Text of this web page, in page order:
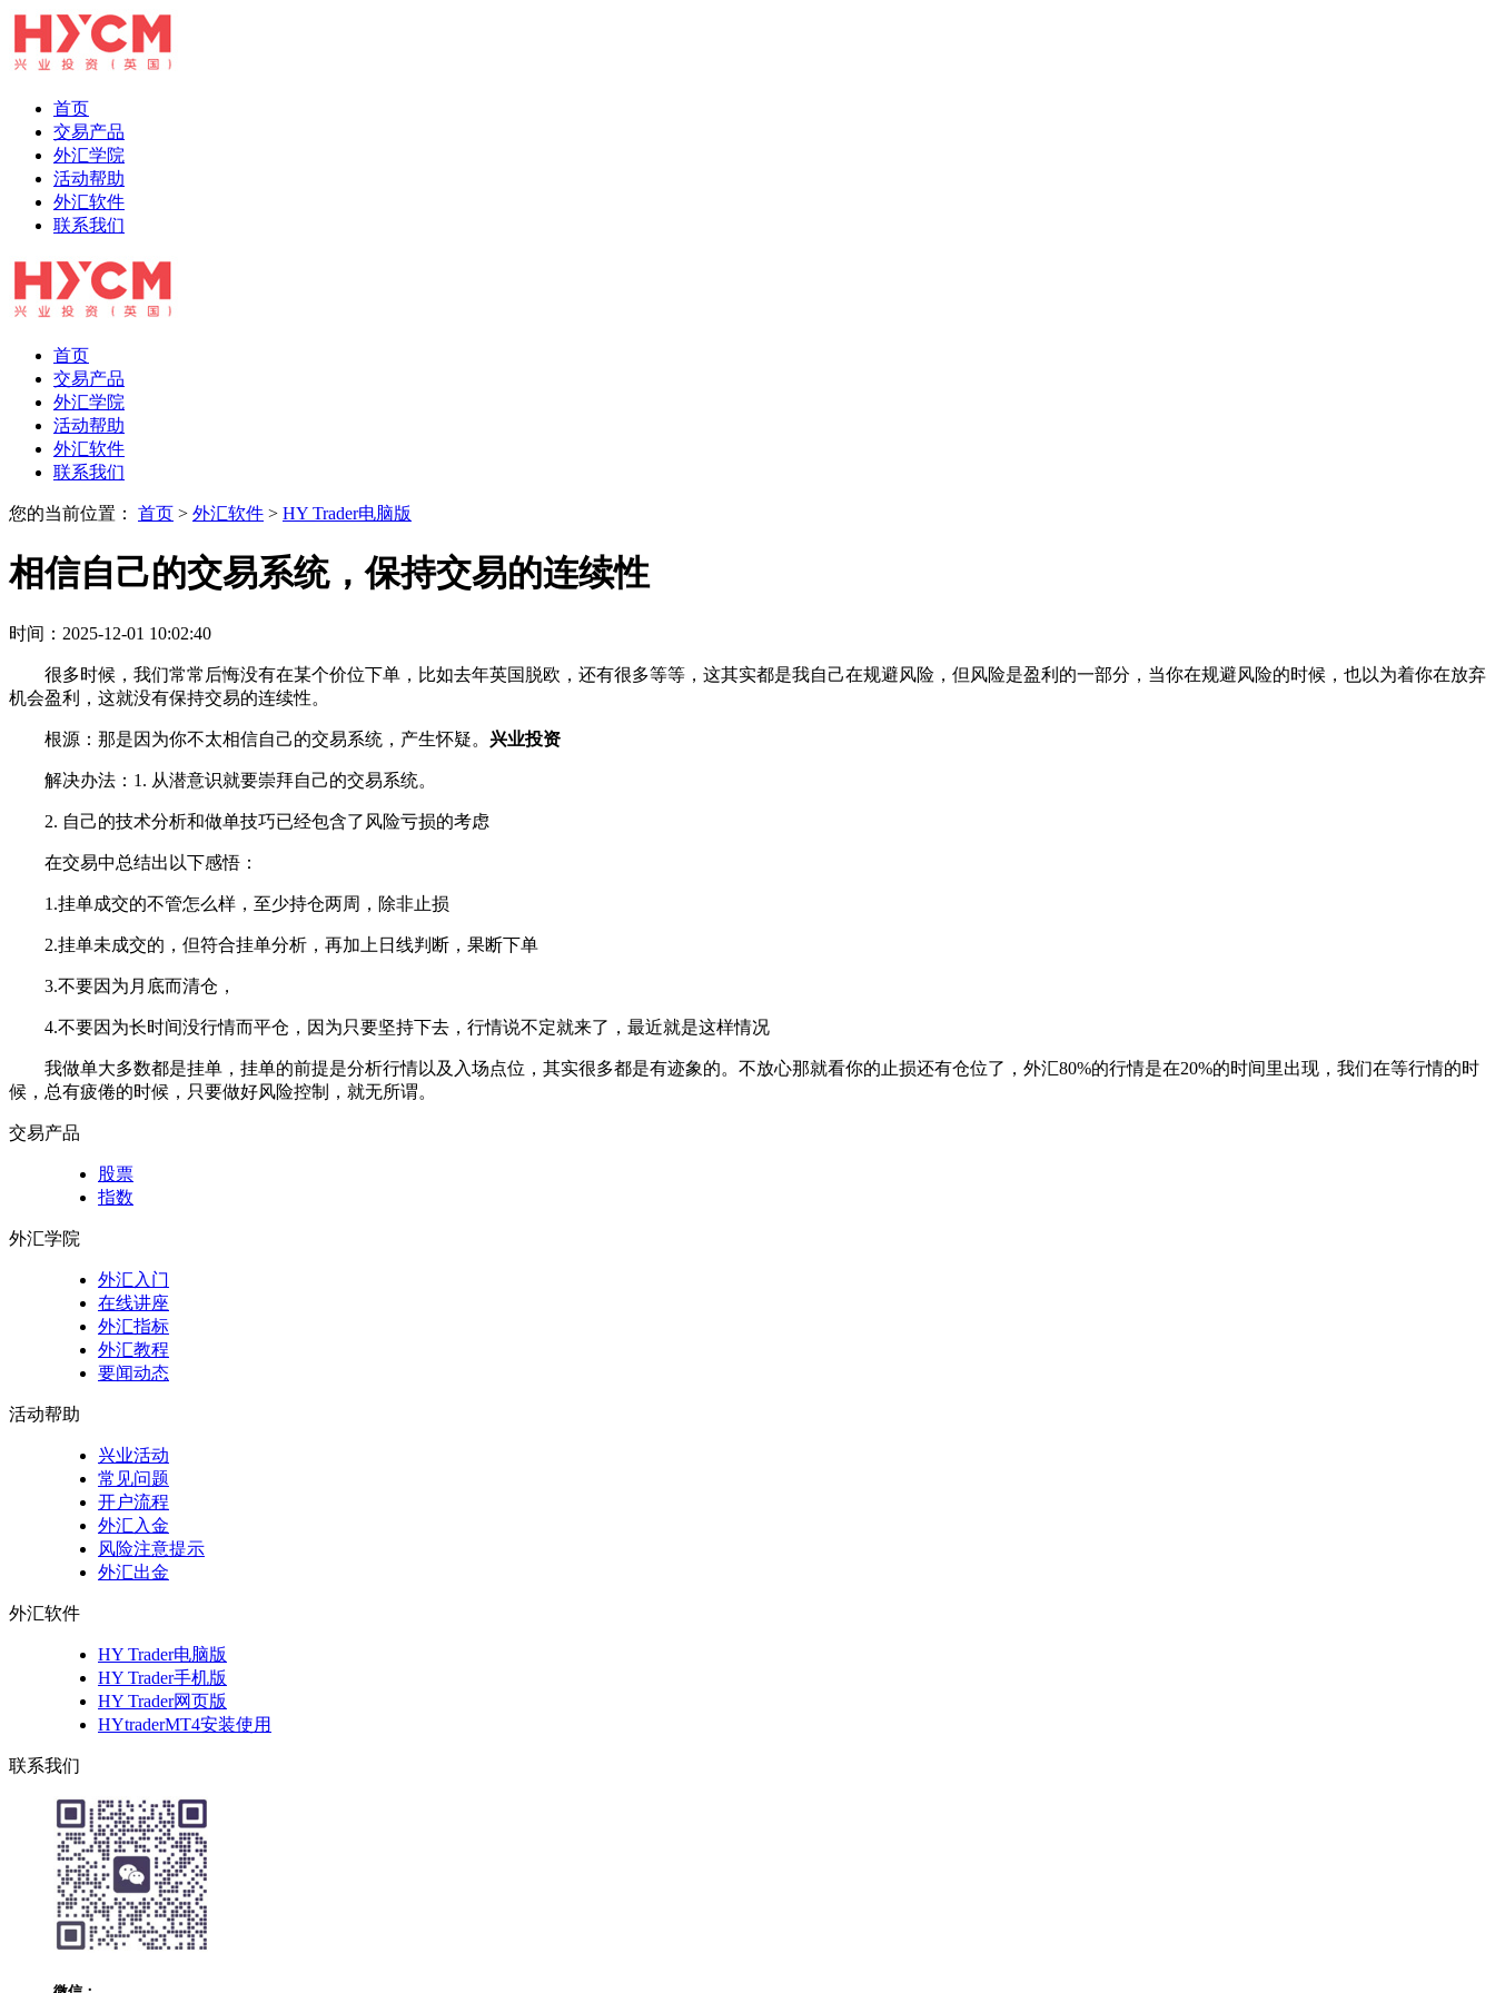
首页
交易产品
外汇学院
活动帮助
外汇软件
联系我们
首页
交易产品
外汇学院
活动帮助
外汇软件
联系我们
您的当前位置： 首页 > 外汇软件 > HY Trader电脑版
相信自己的交易系统，保持交易的连续性
时间：2025-12-01 10:02:40
很多时候，我们常常后悔没有在某个价位下单，比如去年英国脱欧，还有很多等等，这其实都是我自己在规避风险，但风险是盈利的一部分，当你在规避风险的时候，也以为着你在放弃
机会盈利，这就没有保持交易的连续性。
根源：那是因为你不太相信自己的交易系统，产生怀疑。 兴业投资
解决办法：1. 从潜意识就要崇拜自己的交易系统。
2. 自己的技术分析和做单技巧已经包含了风险亏损的考虑
在交易中总结出以下感悟：
1.挂单成交的不管怎么样，至少持仓两周，除非止损
2.挂单未成交的，但符合挂单分析，再加上日线判断，果断下单
3.不要因为月底而清仓，
4.不要因为长时间没行情而平仓，因为只要坚持下去，行情说不定就来了，最近就是这样情况
我做单大多数都是挂单，挂单的前提是分析行情以及入场点位，其实很多都是有迹象的。不放心那就看你的止损还有仓位了，外汇80%的行情是在20%的时间里出现，我们在等行情的时
候，总有疲倦的时候，只要做好风险控制，就无所谓。
交易产品
股票
指数
外汇学院
外汇入门
在线讲座
外汇指标
外汇教程
要闻动态
活动帮助
兴业活动
常见问题
开户流程
外汇入金
风险注意提示
外汇出金
外汇软件
HY Trader电脑版
HY Trader手机版
HY Trader网页版
HYtraderMT4安装使用
联系我们